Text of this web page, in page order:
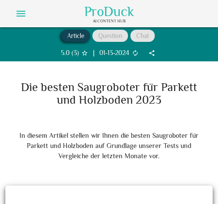
menu ProDuck
AI CONTENT HUB
Article Question Chat
5.0(3) star_border | 01-13-2024 autorenew share
Die besten Saugroboter für Parkett
und Holzboden 2023
In diesem Artikel stellen wir Ihnen die besten Saugroboter für
Parkett und Holzboden auf Grundlage unserer Tests und
Vergleiche der letzten Monate vor.